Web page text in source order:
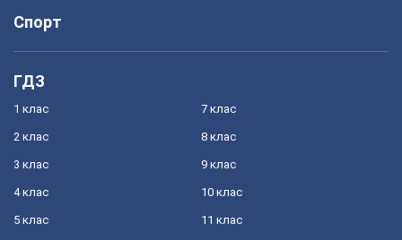
Спорт
ГДЗ
1 клас
2 клас
3 клас
4 клас
5 клас
7 клас
8 клас
9 клас
10 клас
11 клас